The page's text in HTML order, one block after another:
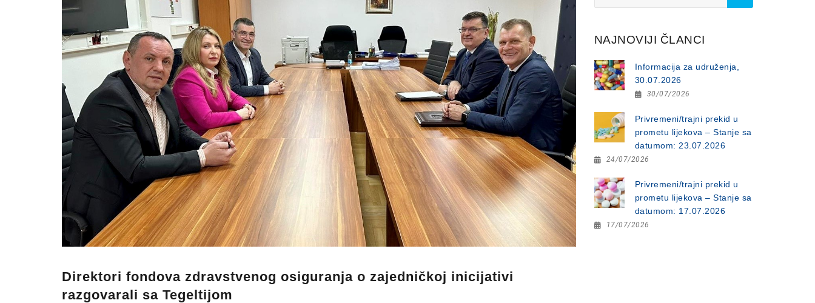
Direktori fondova zdravstvenog osiguranja o zajedničkoj inicijativi
razgovarali sa Tegeltijom
NAJNOVIJI ČLANCI
Informacija za udruženja,
30.07.2026
30/07/2026
Privremeni/trajni prekid u
prometu lijekova – Stanje sa
datumom: 23.07.2026
24/07/2026
Privremeni/trajni prekid u
prometu lijekova – Stanje sa
datumom: 17.07.2026
17/07/2026